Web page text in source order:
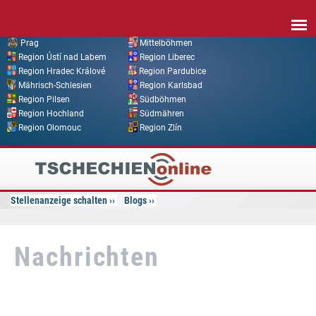
Prag
Mittelböhmen
Region Ústí nad Labem
Region Liberec
Region Hradec Králové
Region Pardubice
Mährisch-Schlesien
Region Karlsbad
Region Pilsen
Südböhmen
Region Hochland
Südmähren
Region Olomouc
Region Zlín
Tschechien
Online
Stellenanzeige schalten Blogs
Nachrichten